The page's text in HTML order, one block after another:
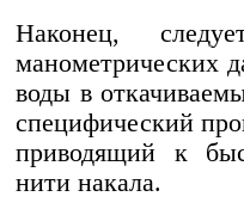
Наконец,
манометрических
воды в
специфический
приводящий к
нити накала.